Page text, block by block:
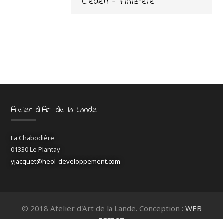
Atelier d’Art de la Lande
La Chabodière
01330 Le Plantay
yjacquet@heol-developpement.com
© 2018 Atelier d'Art de la Lande. Conception : WEB